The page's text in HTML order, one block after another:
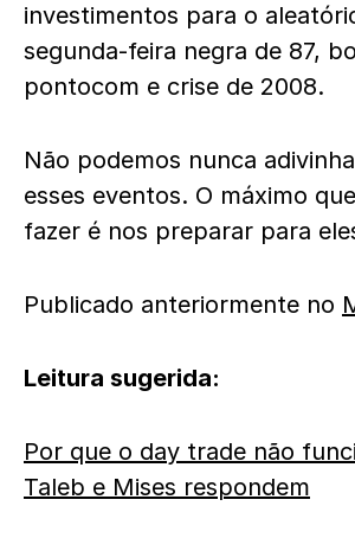
investimentos para o
segunda-feira negra de 87,
pontocom e crise de 2008.
Não podemos nunca
esses eventos. O máximo
fazer é nos preparar para
Publicado anteriormente no
Leitura sugerida:
Por que o day trade não
Taleb e Mises respondem